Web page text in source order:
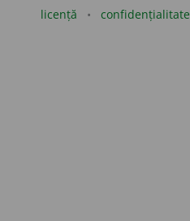
licență confidențialitate